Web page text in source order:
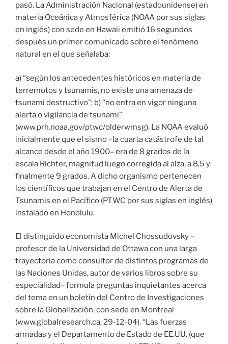
pasó. La Administración Nacional (estadounidense) en
materia Oceánica y Atmosférica (NOAA por sus siglas
en inglés) con sede en Hawaii emitió 16 segundos
después un primer comunicado sobre el fenómeno
natural en el que señalaba:
a) “según los antecedentes históricos en materia de
terremotos y tsunamis, no existe una amenaza de
tsunami destructivo”; b) “no entra en vigor ninguna
alerta o vigilancia de tsunami”
(www.prh.noaa.gov/ptwc/olderwmsg). La NOAA evaluó
inicialmente que el sismo –la cuarta catástrofe de tal
alcance desde el año 1900– era de 8 grados de la
escala Richter, magnitud luego corregida al alza, a 8,5 y
finalmente 9 grados. A dicho organismo pertenecen
los científicos que trabajan en el Centro de Alerta de
Tsunamis en el Pacífico (PTWC por sus siglas en inglés)
instalado en Honolulu.
El distinguido economista Michel Chossudovsky –
profesor de la Universidad de Ottawa con una larga
trayectoria como consultor de distintos programas de
las Naciones Unidas, autor de varios libros sobre su
especialidad– formula preguntas inquietantes acerca
del tema en un boletín del Centro de Investigaciones
sobre la Globalización, con sede en Montreal
(www.globalresearch.ca, 29-12-04). “Las fuerzas
armadas y el Departamento de Estado de EE.UU. (que